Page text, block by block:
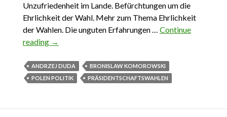
Unzufriedenheit im Lande. Befürchtungen um die
Ehrlichkeit der Wahl. Mehr zum Thema Ehrlichkeit
der Wahlen. Die unguten Erfahrungen … Continue
reading Das wichtigste aus Polen 3. Mai – 8. Mai 2015
→
ANDRZEJ DUDA
BRONISLAW KOMOROWSKI
POLEN POLITIK
PRÄSIDENTSCHAFTSWAHLEN